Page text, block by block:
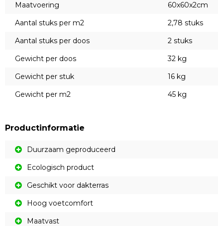
Maatvoering
60x60x2cm
Aantal stuks per m2
2,78 stuks
Aantal stuks per doos
2 stuks
Gewicht per doos
32 kg
Gewicht per stuk
16 kg
Gewicht per m2
45 kg
Productinformatie
Duurzaam geproduceerd
Ecologisch product
Geschikt voor dakterras
Hoog voetcomfort
Maatvast